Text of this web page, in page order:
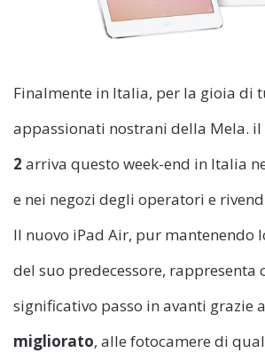
Finalmente in Italia, per la gioia di
appassionati nostrani della Mela. il
2 arriva questo week-end in Italia
e nei negozi degli operatori e
Il nuovo iPad Air, pur mantenendo
del suo predecessore, rappresenta
significativo passo in avanti grazie
migliorato, alle fotocamere di